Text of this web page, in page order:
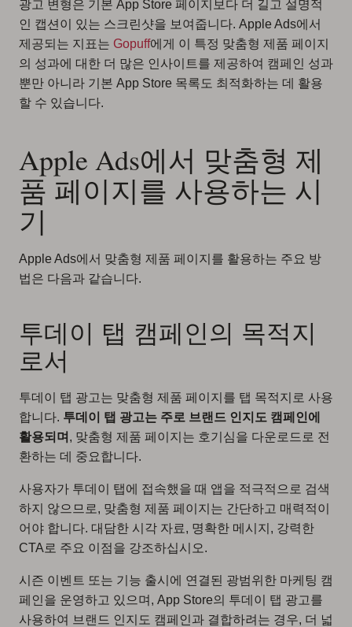
광고 변형은 기본 App Store 페이지보다 더 길고 설명적
인 캡션이 있는 스크린샷을 보여줍니다. Apple Ads에서
제공되는 지표는 Gopuff에게 이 특정 맞춤형 제품 페이지
의 성과에 대한 더 많은 인사이트를 제공하여 캠페인 성과
뿐만 아니라 기본 App Store 목록도 최적화하는 데 활용
할 수 있습니다.
Apple Ads에서 맞춤형 제
품 페이지를 사용하는 시
기
Apple Ads에서 맞춤형 제품 페이지를 활용하는 주요 방
법은 다음과 같습니다.
투데이 탭 캠페인의 목적지
로서
투데이 탭 광고는 맞춤형 제품 페이지를 탭 목적지로 사용
합니다. 투데이 탭 광고는 주로 브랜드 인지도 캠페인에
활용되며 , 맞춤형 제품 페이지는 호기심을 다운로드로 전
환하는 데 중요합니다.
사용자가 투데이 탭에 접속했을 때 앱을 적극적으로 검색
하지 않으므로, 맞춤형 제품 페이지는 간단하고 매력적이
어야 합니다. 대담한 시각 자료, 명확한 메시지, 강력한
CTA로 주요 이점을 강조하십시오.
시즌 이벤트 또는 기능 출시에 연결된 광범위한 마케팅 캠
페인을 운영하고 있으며, App Store의 투데이 탭 광고를
사용하여 브랜드 인지도 캠페인과 결합하려는 경우, 더 넓